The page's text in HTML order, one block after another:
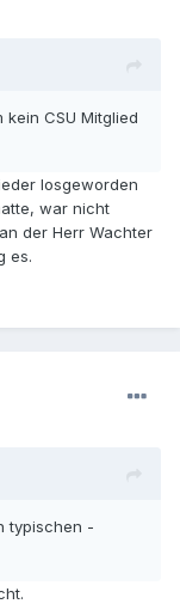
CSU Mitglied
losgeworden
war nicht
der Herr Wachter
es.
typischen -